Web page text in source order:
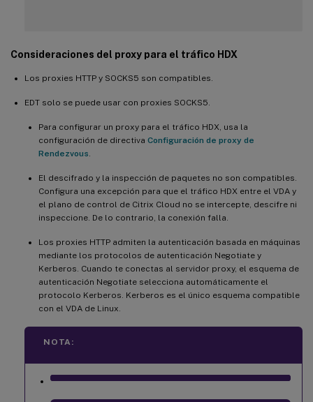
Consideraciones del proxy para el tráfico HDX
Los proxies HTTP y SOCKS5 son compatibles.
EDT solo se puede usar con proxies SOCKS5.
Para configurar un proxy para el tráfico HDX, usa la
configuración de directiva Configuración de proxy de
Rendezvous
El descifrado y la inspección de paquetes no son compatibles.
Configura una excepción para que el tráfico HDX entre el VDA y
el plano de control de Citrix Cloud no se intercepte, descifre ni
inspeccione. De lo contrario, la conexión falla.
Los proxies HTTP admiten la autenticación basada en máquinas
mediante los protocolos de autenticación Negotiate y
Kerberos. Cuando te conectas al servidor proxy, el esquema de
autenticación Negotiate selecciona automáticamente el
protocolo Kerberos. Kerberos es el único esquema compatible
con el VDA de Linux.
NOTA: